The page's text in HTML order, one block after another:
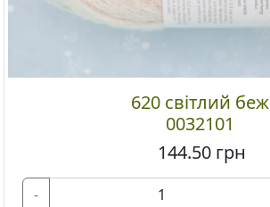
620 світлий беж
0032101
144.50 грн
-